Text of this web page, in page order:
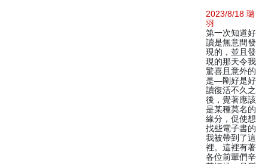
2023/8/18 璐
羽
第一次知道好
讀是無意間發
現的，並且發
現的那天令我
驚喜且意外的
是—剛好是好
讀復活不久之
後，覺著應該
是某種莫名的
緣分，促使想
找些電子書的
我被帶到了這
裡。這裡有著
各位前輩們辛